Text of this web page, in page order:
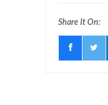
Share It On: